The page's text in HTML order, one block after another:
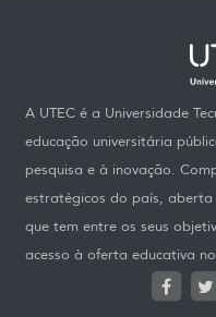
A UTEC é a Universidade
educação universitária
pesquisa e à inovação.
estratégicos do país, aberta
que tem entre os seus
acesso à oferta educativa